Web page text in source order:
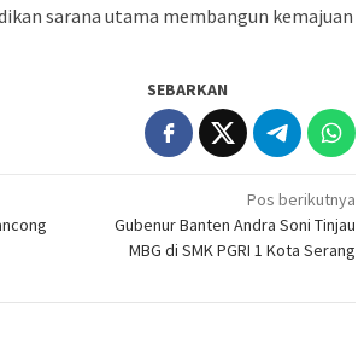
sarana utama membangun kemajuan
SEBARKAN
Pos berikutnya
Gubenur Banten Andra Soni Tinjau
MBG di SMK PGRI 1 Kota Serang